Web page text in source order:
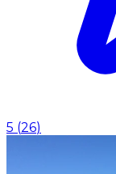
5 (26)